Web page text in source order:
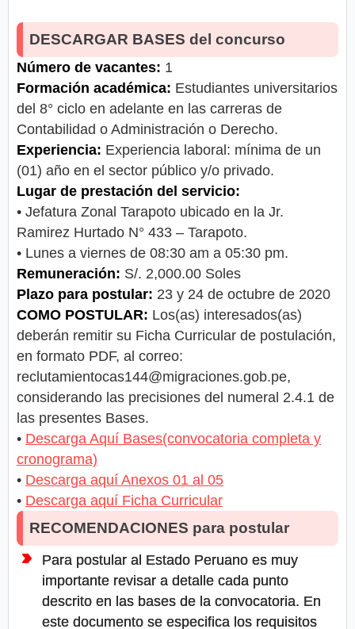
DESCARGAR BASES del concurso
Número de vacantes: 1
Formación académica: Estudiantes universitarios
del 8° ciclo en adelante en las carreras de
Contabilidad o Administración o Derecho.
Experiencia: Experiencia laboral: mínima de un
(01) año en el sector público y/o privado.
Lugar de prestación del servicio:
• Jefatura Zonal Tarapoto ubicado en la Jr.
Ramirez Hurtado N° 433 – Tarapoto.
• Lunes a viernes de 08:30 am a 05:30 pm.
Remuneración: S/. 2,000.00 Soles
Plazo para postular: 23 y 24 de octubre de 2020
COMO POSTULAR: Los(as) interesados(as)
deberán remitir su Ficha Curricular de postulación,
en formato PDF, al correo:
reclutamientocas144@migraciones.gob.pe,
considerando las precisiones del numeral 2.4.1 de
las presentes Bases.
• Descarga Aquí Bases(convocatoria completa y
cronograma)
• Descarga aquí Anexos 01 al 05
• Descarga aquí Ficha Curricular
RECOMENDACIONES para postular
Para postular al Estado Peruano es muy
importante revisar a detalle cada punto
descrito en las bases de la convocatoria. En
este documento se especifica los requisitos